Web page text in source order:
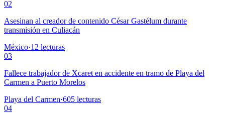
02
Asesinan al creador de contenido César Gastélum durante
transmisión en Culiacán
México·12 lecturas
03
Fallece trabajador de Xcaret en accidente en tramo de Playa del
Carmen a Puerto Morelos
Playa del Carmen·605 lecturas
04